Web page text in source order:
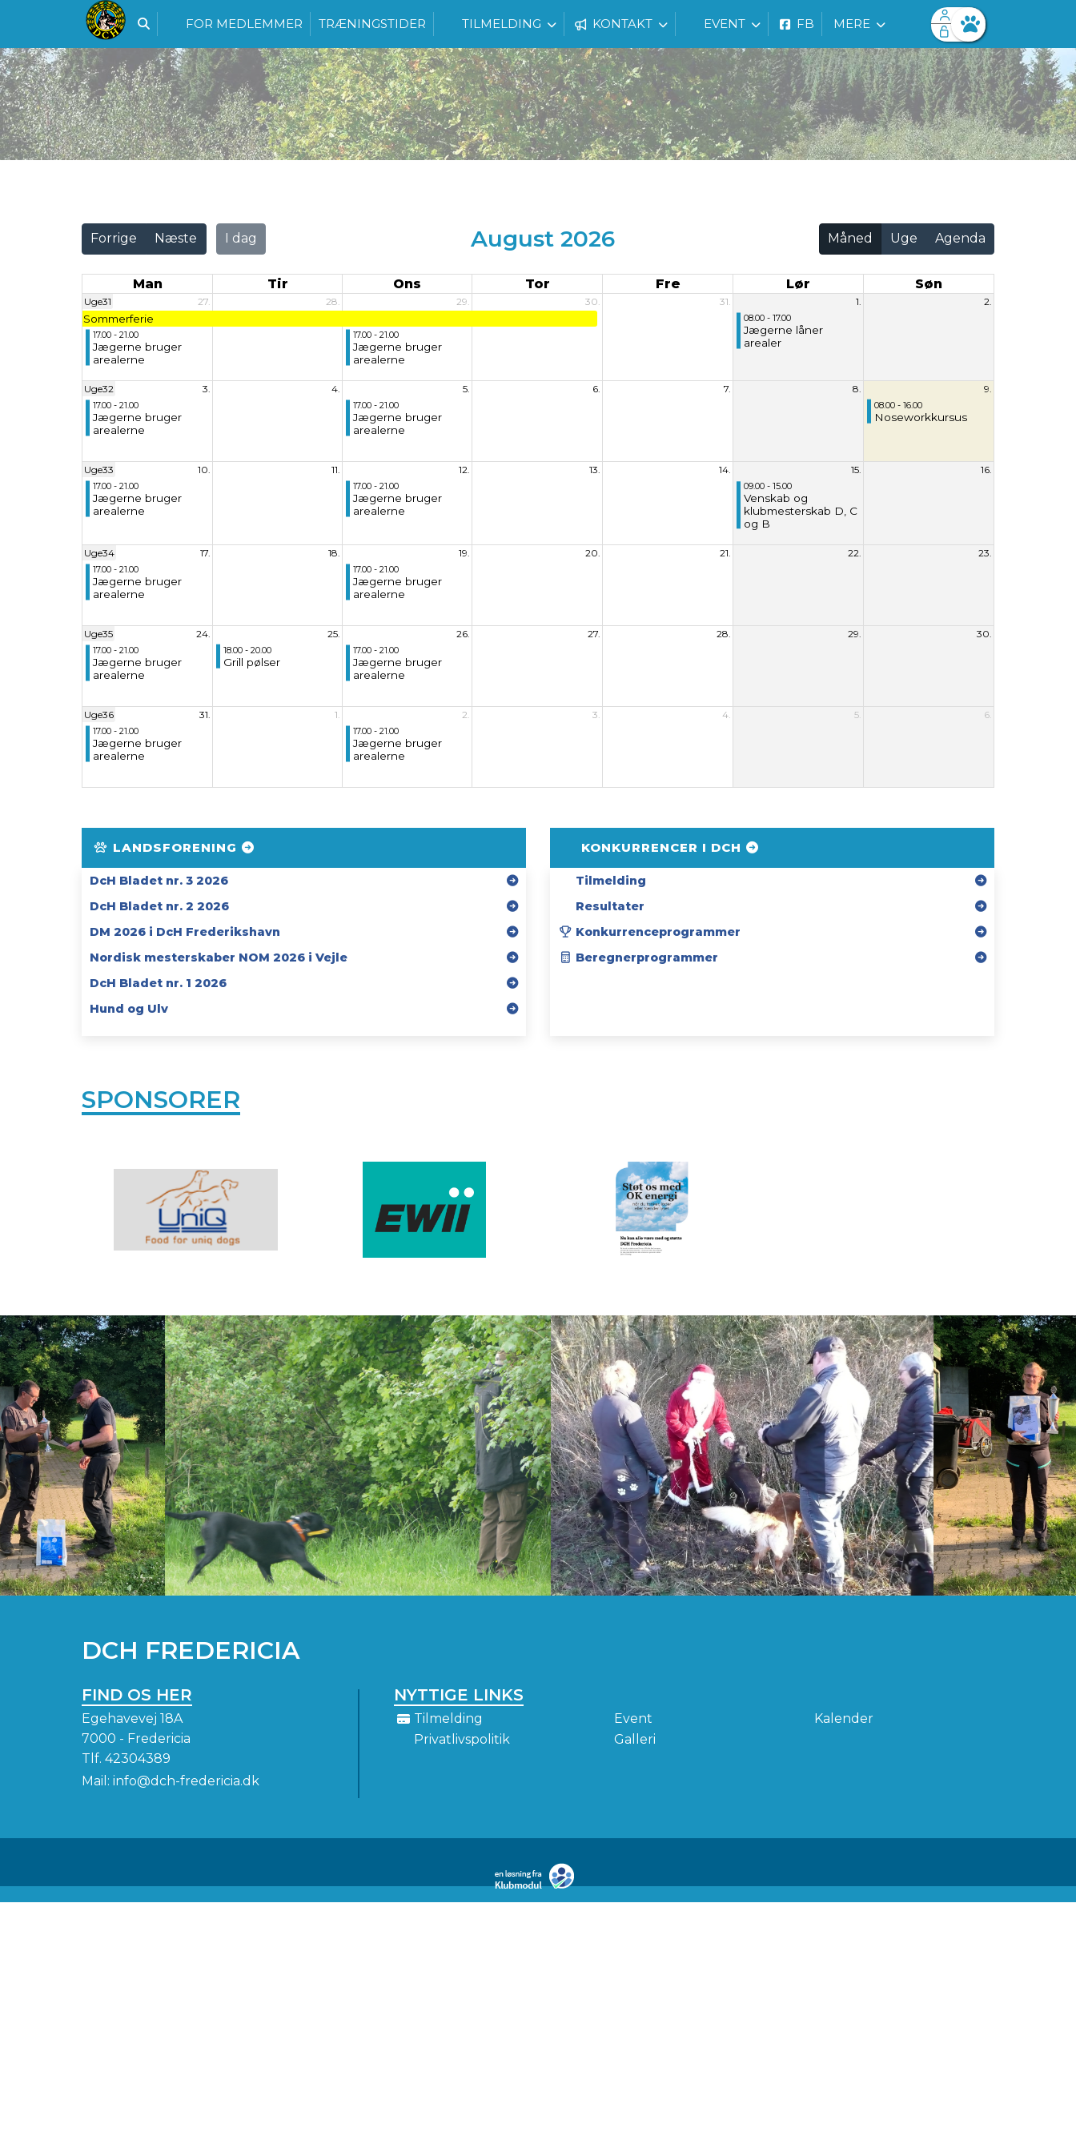
FOR MEDLEMMER TRÆNINGSTIDER TILMELDING KONTAKT EVENT FB MERE
Facebook login
Husk mig
Glemt password
Opret profil
Log ind
Forrige Næste I dag August 2026 Måned Uge Agenda
Man Tir Ons Tor Fre Lør Søn
Uge31 27.
Sommerferie
17.00 - 21.00
Jægerne bruger
arealerne
28. 29.
17.00 - 21.00
Jægerne bruger
arealerne
30. 31. 1.
08.00 - 17.00
Jægerne låner
arealer
2.
Uge32 3.
17.00 - 21.00
Jægerne bruger
arealerne
4. 5.
17.00 - 21.00
Jægerne bruger
arealerne
6. 7. 8. 9.
08.00 - 16.00
Noseworkkursus
Uge33 10.
17.00 - 21.00
Jægerne bruger
arealerne
11. 12.
17.00 - 21.00
Jægerne bruger
arealerne
13. 14. 15.
09.00 - 15.00
Venskab og
klubmesterskab D, C
og B
16.
Uge34 17.
17.00 - 21.00
Jægerne bruger
arealerne
18. 19.
17.00 - 21.00
Jægerne bruger
arealerne
20. 21. 22. 23.
Uge35 24.
17.00 - 21.00
Jægerne bruger
arealerne
25.
18.00 - 20.00
Grill pølser
26.
17.00 - 21.00
Jægerne bruger
arealerne
27. 28. 29. 30.
Uge36 31.
17.00 - 21.00
Jægerne bruger
arealerne
1. 2.
17.00 - 21.00
Jægerne bruger
arealerne
3. 4. 5. 6.
LANDSFORENING
DcH Bladet nr. 3 2026
DcH Bladet nr. 2 2026
DM 2026 i DcH Frederikshavn
Nordisk mesterskaber NOM 2026 i Vejle
DcH Bladet nr. 1 2026
Hund og Ulv
KONKURRENCER I DCH
Tilmelding
Resultater
Konkurrenceprogrammer
Beregnerprogrammer
SPONSORER
DCH FREDERICIA
FIND OS HER
Egehavevej 18A
7000 - Fredericia
Tlf. 42304389
Mail: info@dch-fredericia.dk
NYTTIGE LINKS
Tilmelding Event
Kalender
Privatlivspolitik
Galleri